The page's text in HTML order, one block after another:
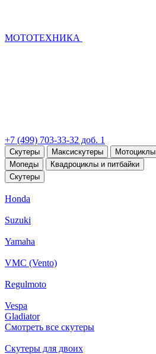
МОТОТЕХНИКА
+7 (499) 703-33-32 доб. 1
Скутеры Максискутеры Мотоциклы
Мопеды
Квадроциклы и питбайки
Скутеры
Honda
Suzuki
Yamaha
VMC (Vento)
Regulmoto
Vespa
Gladiator
Смотреть все скутеры
Скутеры для двоих